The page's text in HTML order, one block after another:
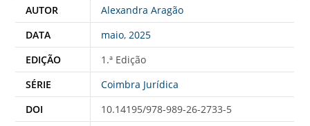
AUTOR
Alexandra Aragão
DATA
maio,2025
EDIÇÃO
1.ª Edição
SÉRIE
Coimbra Jurídica
DOI
10.14195/978-989-26-2733-5